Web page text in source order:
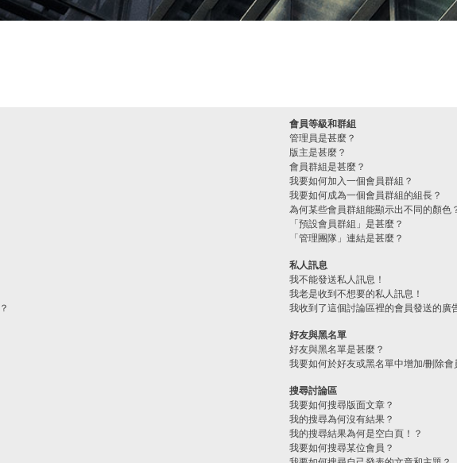
會員等級和群組
管理員是甚麼？
版主是甚麼？
會員群組是甚麼？
我要如何加入一個會員群組？
我要如何成為一個會員群組的組長？
為何某些會員群組能顯示出不同的顏色
「預設會員群組」是甚麼？
「管理團隊」連結是甚麼？
私人訊息
我不能發送私人訊息！
我老是收到不想要的私人訊息！
我收到了這個討論區裡的會員發送的廣
好友與黑名單
好友與黑名單是甚麼？
我要如何於好友或黑名單中增加/刪除會
搜尋討論區
我要如何搜尋版面文章？
我的搜尋為何沒有結果？
我的搜尋結果為何是空白頁！？
我要如何搜尋某位會員？